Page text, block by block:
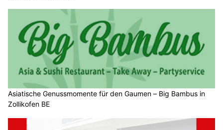
Asiatische Genussmomente für den Gaumen – Big Bambus in
Zollikofen BE